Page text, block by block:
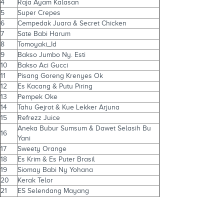
4
Raja Ayam Kalasan
5
Super Crepes
6
Cempedak Juara & Secret Chicken
7
Sate Babi Harum
8
Tomoyaki_Id
9
Bakso Jumbo Ny. Esti
10
Bakso Aci Gucci
11
Pisang Goreng Krenyes Ok
12
Es Kacang & Putu Piring
13
Pempek Oke
14
Tahu Gejrot & Kue Lekker Arjuna
15
Refrezz Juice
16
Aneka Bubur Sumsum & Dawet Selasih Bu
Yani
17
Sweety Orange
18
Es Krim & Es Puter Brasil
19
Siomay Babi Ny Yohana
20
Kerak Telor
21
ES Selendang Mayang